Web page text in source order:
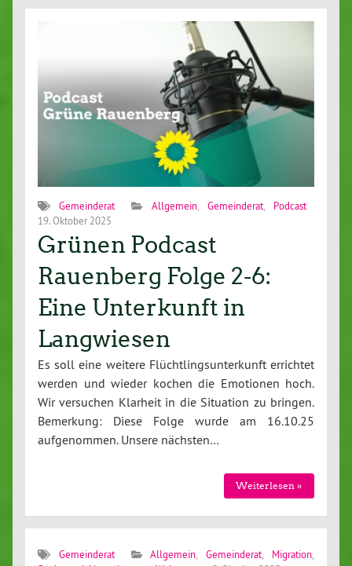
Gemeinderat Allgemein, Gemeinderat, Podcast
19. Oktober 2025
Grünen Podcast
Rauenberg Folge 2-6:
Eine Unterkunft in
Langwiesen
Es soll eine weitere Flüchtlingsunterkunft errichtet
werden und wieder kochen die Emotionen hoch.
Wir versuchen Klarheit in die Situation zu bringen.
Bemerkung: Diese Folge wurde am 16.10.25
aufgenommen. Unsere nächsten…
Weiterlesen »
Gemeinderat Allgemein,Gemeinderat, Migration,